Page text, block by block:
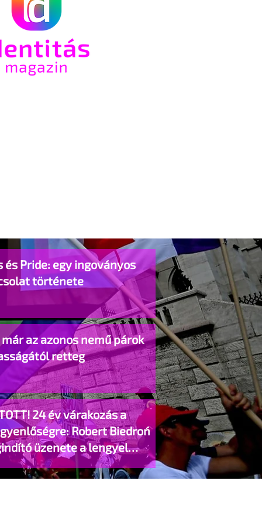
és Pride: egy ingoványos
története
már az azonos nemű párok
retteg
24 év várakozás a
Robert Biedroń
üzenete a lengyel
élettársi kapcsolatokért